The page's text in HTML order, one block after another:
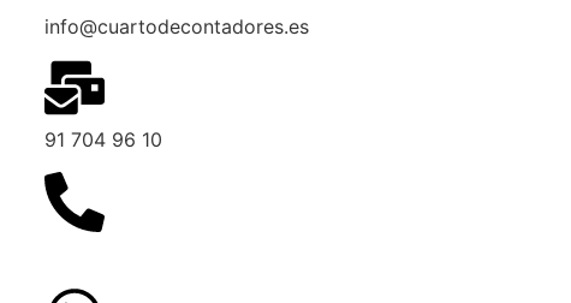
info@cuartodecontadores.es
91 704 96 10